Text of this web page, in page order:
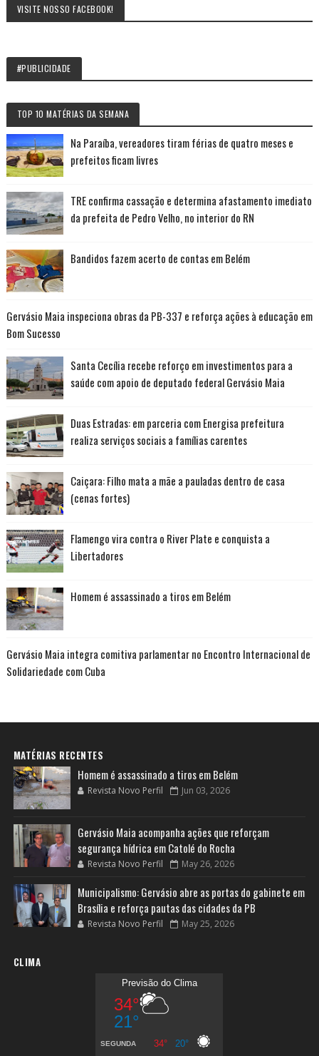
VISITE NOSSO FACEBOOK!
#PUBLICIDADE
TOP 10 MATÉRIAS DA SEMANA
Na Paraíba, vereadores tiram férias de quatro meses e
prefeitos ficam livres
TRE confirma cassação e determina afastamento imediato
da prefeita de Pedro Velho, no interior do RN
Bandidos fazem acerto de contas em Belém
Gervásio Maia inspeciona obras da PB-337 e reforça ações à educação em
Bom Sucesso
Santa Cecília recebe reforço em investimentos para a
saúde com apoio de deputado federal Gervásio Maia
Duas Estradas: em parceria com Energisa prefeitura
realiza serviços sociais a famílias carentes
Caiçara: Filho mata a mãe a pauladas dentro de casa
(cenas fortes)
Flamengo vira contra o River Plate e conquista a
Libertadores
Homem é assassinado a tiros em Belém
Gervásio Maia integra comitiva parlamentar no Encontro Internacional de
Solidariedade com Cuba
MATÉRIAS RECENTES
Homem é assassinado a tiros em Belém
Revista Novo Perfil Jun 03, 2026
Gervásio Maia acompanha ações que reforçam
segurança hídrica em Catolé do Rocha
Revista Novo Perfil May 26, 2026
Municipalismo: Gervásio abre as portas do gabinete em
Brasília e reforça pautas das cidades da PB
Revista Novo Perfil May 25, 2026
CLIMA